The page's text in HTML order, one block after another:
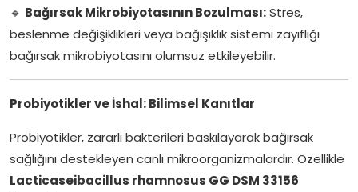
🔹 Bağırsak MikrobiyotasınınBozulması:Stres,
beslenme değişiklikleri veya bağışıklık sistemi zayıflığı
bağırsak mikrobiyotasını olumsuz etkileyebilir.
Probiyotikler ve İshal: Bilimsel Kanıtlar
Probiyotikler, zararlı bakterileri baskılayarak bağırsak
sağlığını destekleyen canlı mikroorganizmalardır. Özellikle
Lacticaseibacillus rhamnosus GG DSM 33156